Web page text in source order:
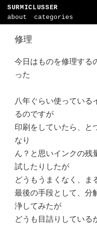
SURMICLUSSER
about
categories
修理
今日はものを修理する
った
八年ぐらい使っている
るのですが
印刷をしていたら、と
なり
ん？と思いインクの残
試したりしたが
どうもうまくなく、ま
最後の手段として、分
浄してみたが
どうも目詰りしている